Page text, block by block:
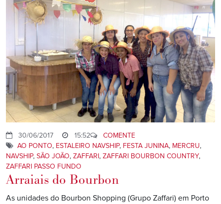
30/06/2017 15:52
COMENTE
AO PONTO, ESTALEIRO NAVSHIP, FESTA JUNINA, MERCRU,
NAVSHIP, SÃO JOÃO, ZAFFARI, ZAFFARI BOURBON COUNTRY,
ZAFFARI PASSO FUNDO
Arraiais do Bourbon
As unidades do Bourbon Shopping (Grupo Zaffari) em Porto